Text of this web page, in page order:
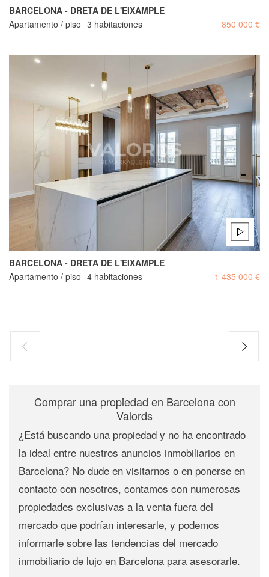
BARCELONA - DRETA DE L'EIXAMPLE
Apartamento / piso 3 habitaciones 850 000 €
BARCELONA - DRETA DE L'EIXAMPLE
Apartamento / piso 4 habitaciones 1 435 000 €
Comprar una propiedad en Barcelona con
Valords
¿Está buscando una propiedad y no ha encontrado
la ideal entre nuestros anuncios inmobiliarios en
Barcelona? No dude en visitarnos o en ponerse en
contacto con nosotros, contamos con numerosas
propiedades exclusivas a la venta fuera del
mercado que podrían interesarle, y podemos
informarle sobre las tendencias del mercado
inmobiliario de lujo en Barcelona para asesorarle.